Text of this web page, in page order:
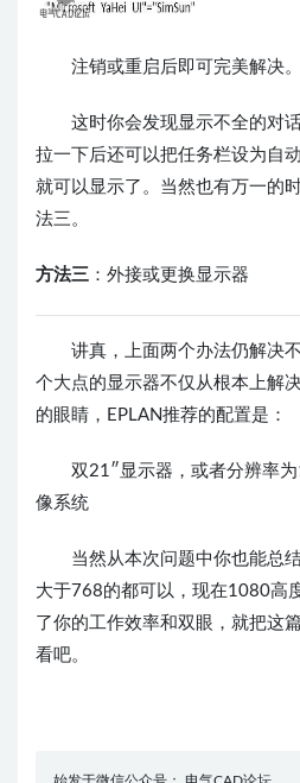
注销或重启后即可完美解决。
这时你会发现显示不全的对
拉一下后还可以把任务栏设为自
就可以显示了。 当然也有万一的
法三。
方法三 ：外接或更换显示器
讲真，上面两个办法仍解决
个大点的显示器不仅从根本上解
的眼睛，EPLAN推荐的配置是：
双21″显示器，或者分辨率
像系统
当然从本次问题中你也能总
大于768的都可以，现在1080高
了你的工作效率和双眼，就把这
看吧。